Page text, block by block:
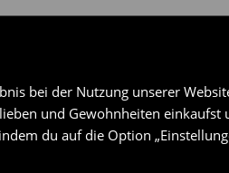
bei der Nutzung unserer
und Gewohnheiten
du auf die Option